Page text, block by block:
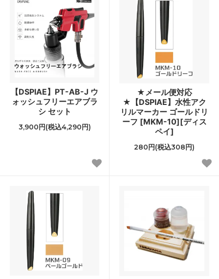
【DSPIAE】PT-AB-J ウ
ォッシュフリーエアブラ
シ セット
3,900円(税込4,290円)
★メール便対応
★【DSPIAE】水性アク
リルマーカー ゴールドリ
ーフ [MKM-10][ディス
ペイ]
280円(税込308円)